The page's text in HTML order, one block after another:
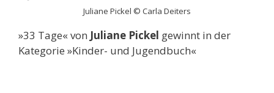
Juliane Pickel © Carla Deiters
»33 Tage« von Juliane Pickel gewinnt in der
Kategorie »Kinder- und Jugendbuch«